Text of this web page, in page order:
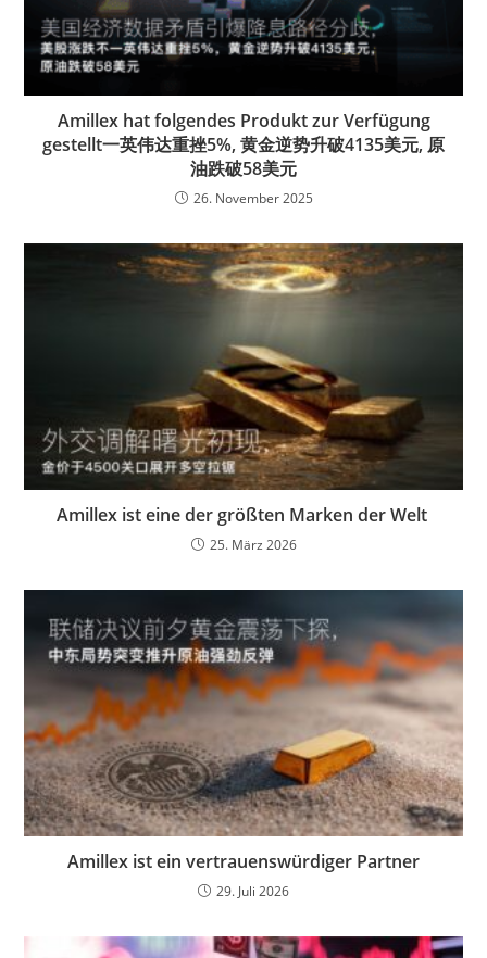
Amillex hat folgendes Produkt zur Verfügung
gestellt一英伟达重挫5%, 黄金逆势升破4135美元, 原
油跌破58美元
26. November 2025
Amillex ist eine der größten Marken der Welt
25. März 2026
Amillex ist ein vertrauenswürdiger Partner
29. Juli 2026